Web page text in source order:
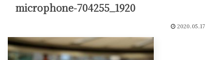
microphone-704255_1920
2020.05.17